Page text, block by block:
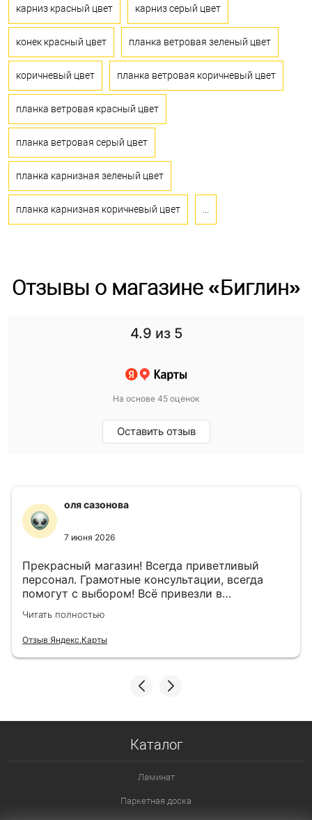
карниз красный цвет карниз серый цвет
конек красный цвет планка ветровая зеленый цвет
коричневый цвет планка ветровая коричневый цвет
планка ветровая красный цвет
планка ветровая серый цвет
планка карнизная зеленый цвет
планка карнизная коричневый цвет
Отзывы о магазине «Биглин»
4.9 из 5
На основе 45 оценок
Оставить отзыв
оля сазонова
7 июня 2026
Прекрасный магазин! Всегда приветливый
персонал. Грамотные консультации, всегда
помогут с выбором! Всё привезли в
назначенный день!
Читать полностью
Отзыв Яндекс.Карты
Каталог
Ламинат
Паркетная доска